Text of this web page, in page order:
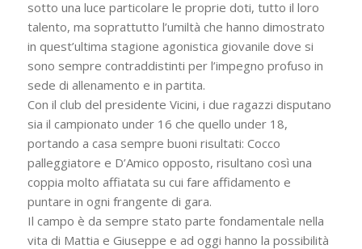
sotto una luce particolare le proprie doti, tutto il loro
talento, ma soprattutto l’umiltà che hanno dimostrato
in quest’ultima stagione agonistica giovanile dove si
sono sempre contraddistinti per l’impegno profuso in
sede di allenamento e in partita.
Con il club del presidente Vicini, i due ragazzi disputano
sia il campionato under 16 che quello under 18,
portando a casa sempre buoni risultati: Cocco
palleggiatore e D’Amico opposto, risultano così una
coppia molto affiatata su cui fare affidamento e
puntare in ogni frangente di gara.
Il campo è da sempre stato parte fondamentale nella
vita di Mattia e Giuseppe e ad oggi hanno la possibilità